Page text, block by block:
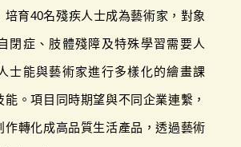
培育40名殘疾人士成為藝術家，對象
閉症、肢體殘障及特殊學習需要人
士能與藝術家進行多樣化的繪畫課
能。項目同時期望與不同企業連繫，
作轉化成高品質生活產品，透過藝術